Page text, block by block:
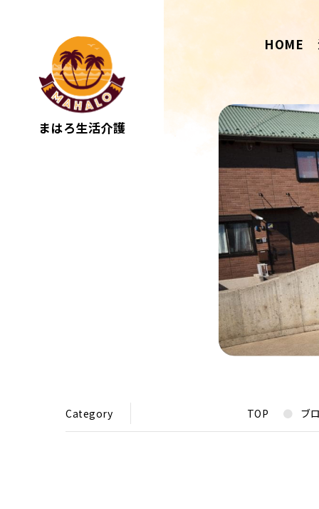
まはろ生活介護
HOME
Category TOP ブ